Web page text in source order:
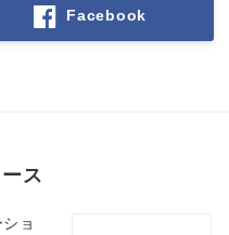
Facebook
ス
ョ